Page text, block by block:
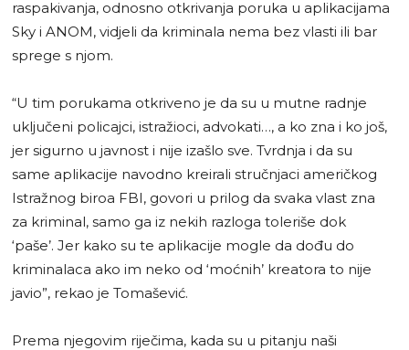
raspakivanja, odnosno otkrivanja poruka u aplikacijama
Sky i ANOM, vidjeli da kriminala nema bez vlasti ili bar
sprege s njom.
“U tim porukama otkriveno je da su u mutne radnje
uključeni policajci, istražioci, advokati…, a ko zna i ko još,
jer sigurno u javnost i nije izašlo sve. Tvrdnja i da su
same aplikacije navodno kreirali stručnjaci američkog
Istražnog biroa FBI, govori u prilog da svaka vlast zna
za kriminal, samo ga iz nekih razloga toleriše dok
‘paše’. Jer kako su te aplikacije mogle da dođu do
kriminalaca ako im neko od ‘moćnih’ kreatora to nije
javio”, rekao je Tomašević.
Prema njegovim riječima, kada su u pitanju naši